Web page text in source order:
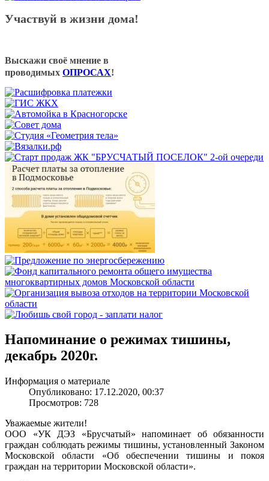
Участвуй в жизни дома!
Выскажи своё мнение в
проводимых ОПРОСАХ!
Напоминание о режимах тишины,
декабрь 2020г.
Информация о материале
Опубликовано: 17.12.2020, 00:37
Просмотров: 728
Уважаемые жители!
ООО «УК ДЭЗ «Брусчатый» напоминает об обязанности
граждан соблюдать режимы тишины, установленный Законом
Московской области «Об обеспечении тишины и покоя
граждан на территории Московской области».